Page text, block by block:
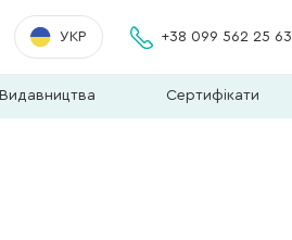
УКР +38 099 562 25 63
Видавництва Сертифікати